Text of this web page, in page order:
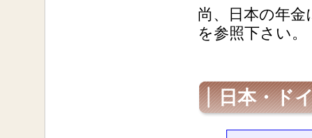
尚、日本の年
を参照下さい。
日本・ド